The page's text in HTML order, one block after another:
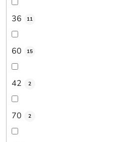
36 11
60 15
42 2
70 2